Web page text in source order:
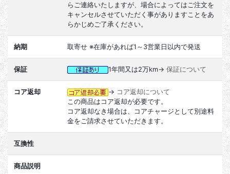
らご連絡いたしますが、場合によってはご注文を
キャンセルさせていただく事がありますことをあ
らかじめご了承ください。
納期 取寄せ ※在庫があれば1～3営業日以内で発送
保証 1年間又は2万km→ 保証について
コア返却 → コア返却について
この商品はコア返却が必要です。
コア返却なき場合は、コアチャージとして別途料
金をご請求させていただきます。
互換性
商品説明